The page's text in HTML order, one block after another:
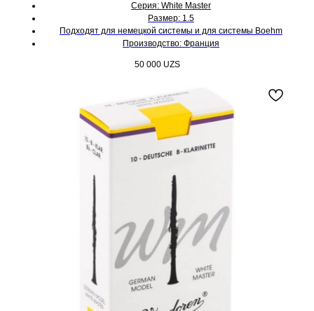
Серия: White Master
Размер: 1.5
Подходят для немецкой системы и для системы Boehm
Производство: Франция
50 000 UZS